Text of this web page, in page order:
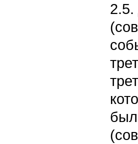
2.5.
был